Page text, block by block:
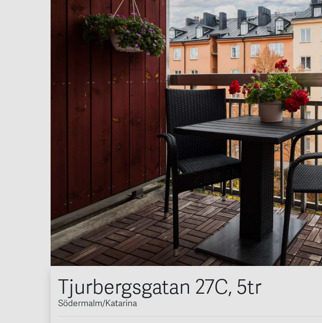
Tjurbergsgatan 27C, 5tr
Södermalm/Katarina